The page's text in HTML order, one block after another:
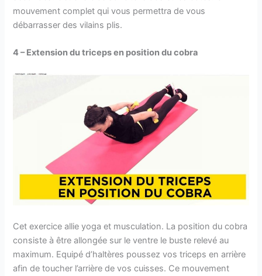
mouvement complet qui vous permettra de vous
débarrasser des vilains plis.
4 – Extension du triceps en position du cobra
Cet exercice allie yoga et musculation. La position du cobra
consiste à être allongée sur le ventre le buste relevé au
maximum. Equipé d’haltères poussez vos triceps en arrière
afin de toucher l’arrière de vos cuisses. Ce mouvement